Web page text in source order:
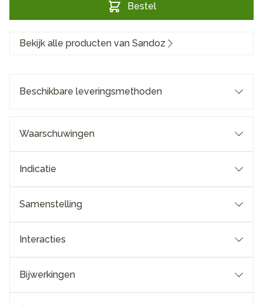
Bestel
Bekijk alle producten van Sandoz
Beschikbare leveringsmethoden
Waarschuwingen
Indicatie
Samenstelling
Interacties
Bijwerkingen